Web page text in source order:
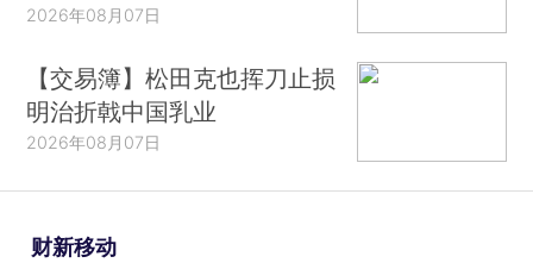
2026年08月07日
【交易簿】松田克也挥刀止损
明治折戟中国乳业
2026年08月07日
财新移动